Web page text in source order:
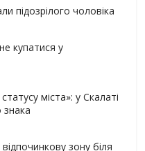
підозрілого чоловіка
купатися у
міста»: у Скалаті
знака
зону біля